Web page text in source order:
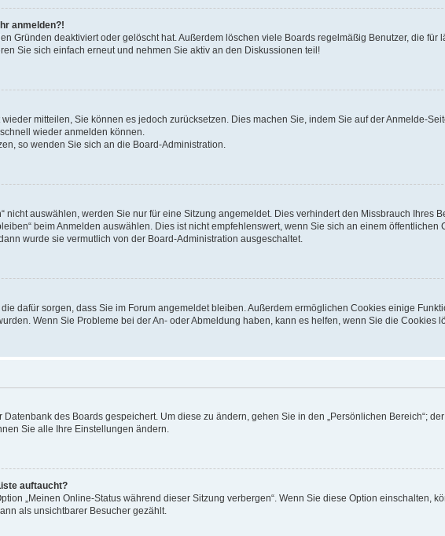
anmelden?!
Gründen deaktiviert oder gelöscht hat. Außerdem löschen viele Boards regelmäßig Benutzer, die für
Sie sich einfach erneut und nehmen Sie aktiv an den Diskussionen teil!
mitteilen, Sie können es jedoch zurücksetzen. Dies machen Sie, indem Sie auf der Anmelde-
wieder anmelden können.
so wenden Sie sich an die Board-Administration.
auswählen, werden Sie nur für eine Sitzung angemeldet. Dies verhindert den Missbrauch Ihres
beim Anmelden auswählen. Dies ist nicht empfehlenswert, wenn Sie sich an einem öffentlichen
wurde sie vermutlich von der Board-Administration ausgeschaltet.
dafür sorgen, dass Sie im Forum angemeldet bleiben. Außerdem ermöglichen Cookies einige
Wenn Sie Probleme bei der An- oder Abmeldung haben, kann es helfen, wenn Sie die Cookies
des Boards gespeichert. Um diese zu ändern, gehen Sie in den „Persönlichen Bereich“;
Sie alle Ihre Einstellungen ändern.
auftaucht?
„Meinen Online-Status während dieser Sitzung verbergen“. Wenn Sie diese Option einschalten,
als unsichtbarer Besucher gezählt.